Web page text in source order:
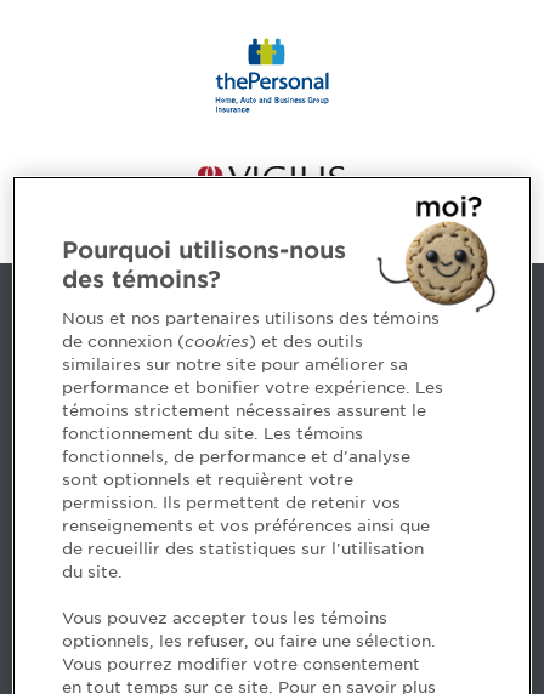
Contact us
5, Place Ville Marie, bureau 800, Montréal (Québec)
H3B 2G2
www.cpaquebec.ca
Questions? Ask our team >
Want to make the Order a part of your career? See
our job offers >
Facebook - Devenir CPA
Instagram
LinkedIn - CPA
Pourquoi utilisons-nous
des témoins?
Nous et nos partenaires utilisons des témoins
de connexion (cookies) et des outils
similaires sur notre site pour améliorer sa
performance et bonifier votre expérience. Les
témoins strictement nécessaires assurent le
fonctionnement du site. Les témoins
fonctionnels, de performance et d'analyse
sont optionnels et requièrent votre
permission. Ils permettent de retenir vos
renseignements et vos préférences ainsi que
de recueillir des statistiques sur l'utilisation
du site.
Vous pouvez accepter tous les témoins
optionnels, les refuser, ou faire une sélection.
Vous pourrez modifier votre consentement
en tout temps sur ce site. Pour en savoir plus